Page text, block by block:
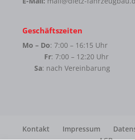
Geschäftszeiten
Mo – Do: 7:00 – 16:15 Uhr
Fr: 7:00 – 12:20 Uhr
Sa: nach Vereinbarung
Kontakt Impressum